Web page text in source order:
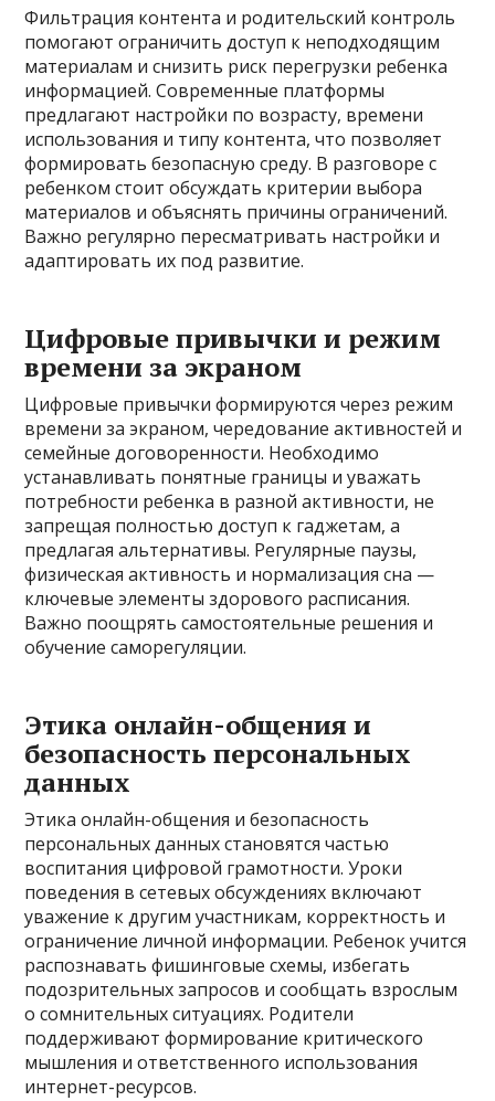
Фильтрация контента и родительский контроль
помогают ограничить доступ к неподходящим
материалам и снизить риск перегрузки ребенка
информацией. Современные платформы
предлагают настройки по возрасту, времени
использования и типу контента, что позволяет
формировать безопасную среду. В разговоре с
ребенком стоит обсуждать критерии выбора
материалов и объяснять причины ограничений.
Важно регулярно пересматривать настройки и
адаптировать их под развитие.
Цифровые привычки и режим
времени за экраном
Цифровые привычки формируются через режим
времени за экраном, чередование активностей и
семейные договоренности. Необходимо
устанавливать понятные границы и уважать
потребности ребенка в разной активности, не
запрещая полностью доступ к гаджетам, а
предлагая альтернативы. Регулярные паузы,
физическая активность и нормализация сна —
ключевые элементы здорового расписания.
Важно поощрять самостоятельные решения и
обучение саморегуляции.
Этика онлайн-общения и
безопасность персональных
данных
Этика онлайн-общения и безопасность
персональных данных становятся частью
воспитания цифровой грамотности. Уроки
поведения в сетевых обсуждениях включают
уважение к другим участникам, корректность и
ограничение личной информации. Ребенок учится
распознавать фишинговые схемы, избегать
подозрительных запросов и сообщать взрослым
о сомнительных ситуациях. Родители
поддерживают формирование критического
мышления и ответственного использования
интернет-ресурсов.